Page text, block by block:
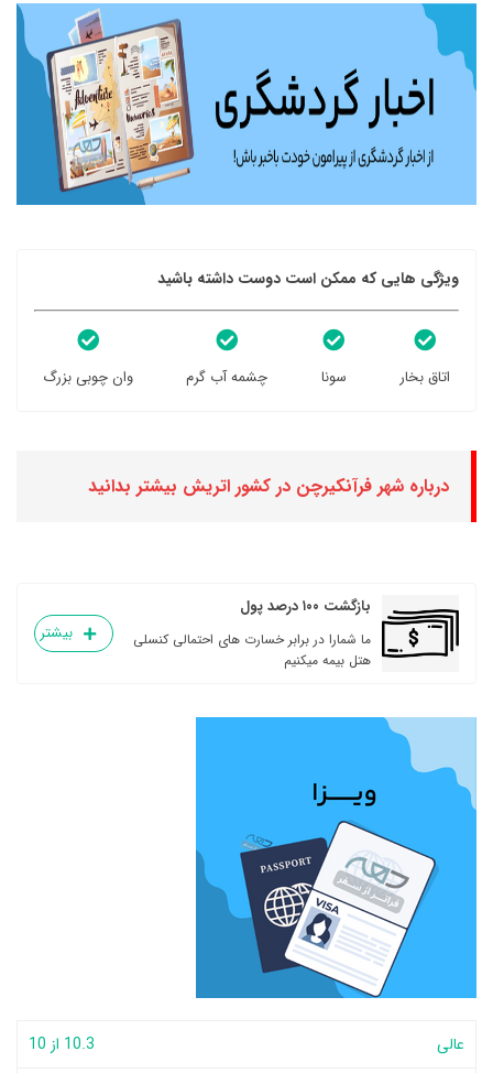
ویژگی هایی که ممکن است دوست داشته باشید
اتاق بخار سونا چشمه آب گرم وان چوبی بزرگ
درباره شهر فرآنکیرچن در کشور اتریش بیشتر بدانید
بازگشت ۱۰۰ درصد پول
ما شمارا در برابر خسارت های احتمالی کنسلی
هتل بیمه میکنیم
بیشتر
عالی 10.3 از 10